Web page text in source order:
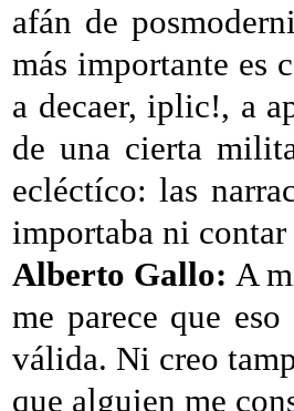
afán de
más importante es
a decaer, iplic!, a
de una cierta
ecléctíco: las
importaba ni
Alberto Gallo: A
me parece que
válida. Ni creo
que alguien me